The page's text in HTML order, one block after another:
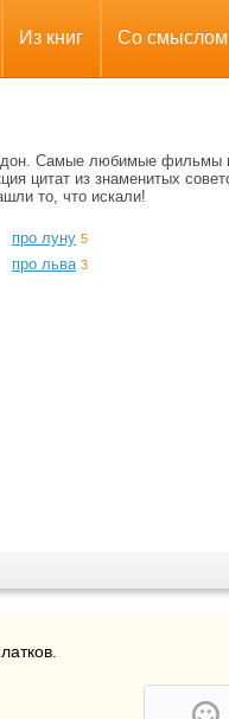
Из книг Со смыслом
Самые любимые фильмы в
цитат из знаменитых
то, что искали!
про луну 5
про льва 3